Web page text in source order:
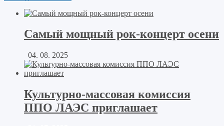
Самый мощный рок-концерт осени
04. 08. 2025
Культурно-массовая комиссия
ППО ЛАЭС приглашает